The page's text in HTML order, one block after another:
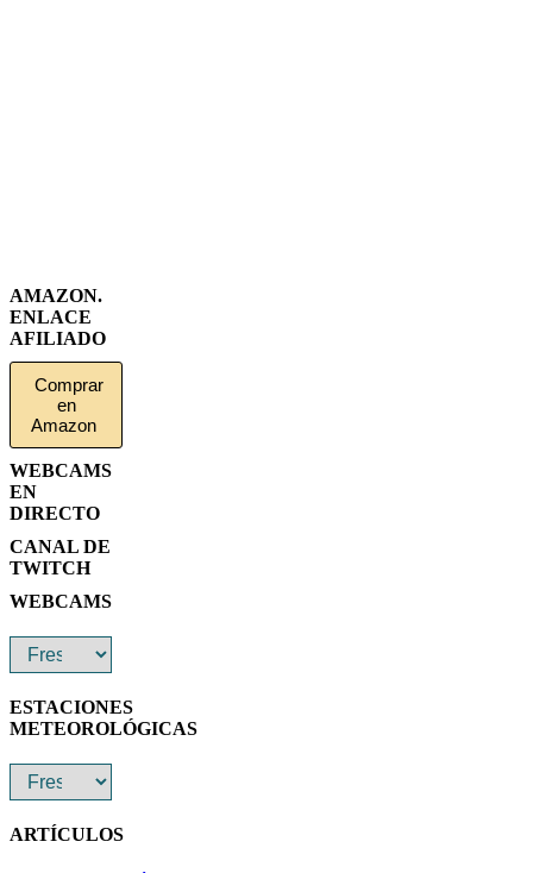
AMAZON.
ENLACE
AFILIADO
Comprar
en
Amazon
WEBCAMS
EN
DIRECTO
CANAL DE
TWITCH
WEBCAMS
ESTACIONES
METEOROLÓGICAS
ARTÍCULOS